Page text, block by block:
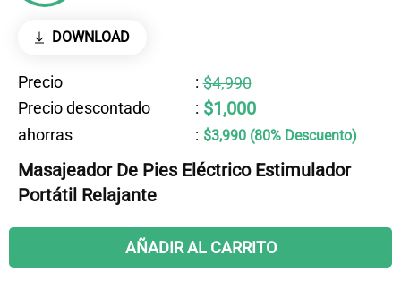
DOWNLOAD
Precio : $4,990
Precio descontado
: $1,000
ahorras : $3,990 (80% Descuento)
Masajeador De Pies Eléctrico Estimulador
Portátil Relajante
AÑADIR AL CARRITO